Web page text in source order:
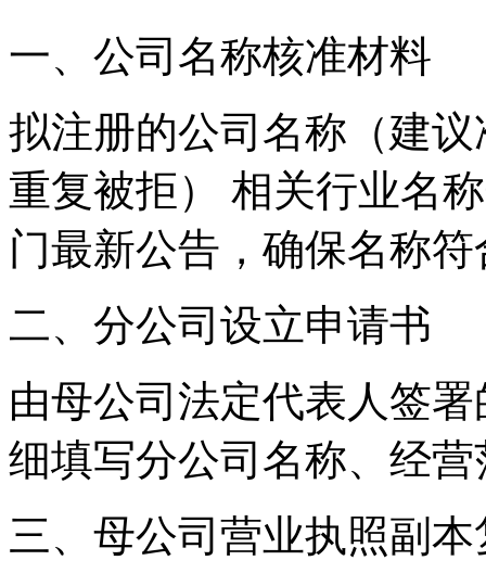
一、公司名称核准材料
拟注册的公司名称（建
重复被拒） 相关行业名
门最新公告，确保名称
二、分公司设立申请书
由母公司法定代表人签
细填写分公司名称、经
三、母公司营业执照副